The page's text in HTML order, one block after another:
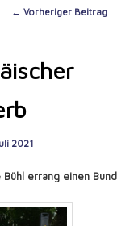
Post
← Vorheriger Beitrag
2021
Bühl errang einen